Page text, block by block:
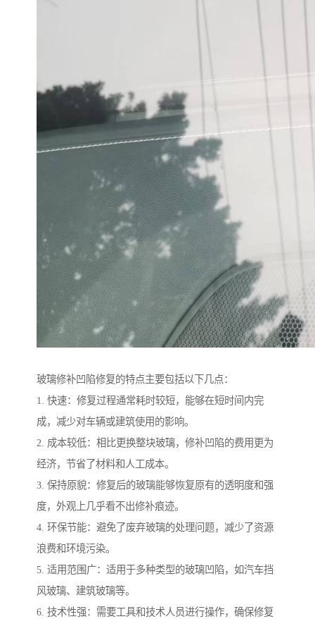
玻璃修补凹陷修复的特点主要包括以下几点：
1. 快速：修复过程通常耗时较短，能够在短时间内完
成，减少对车辆或建筑使用的影响。
2. 成本较低：相比更换整块玻璃，修补凹陷的费用更为
经济，节省了材料和人工成本。
3. 保持原貌：修复后的玻璃能够恢复原有的透明度和强
度，外观上几乎看不出修补痕迹。
4. 环保节能：避免了废弃玻璃的处理问题，减少了资源
浪费和环境污染。
5. 适用范围广：适用于多种类型的玻璃凹陷，如汽车挡
风玻璃、建筑玻璃等。
6. 技术性强：需要工具和技术人员进行操作，确保修复